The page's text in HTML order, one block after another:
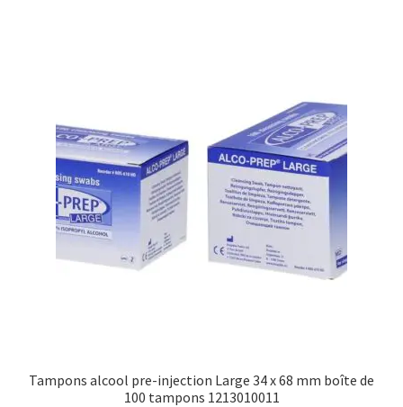
Tampons alcool pre-injection Large 34 x 68 mm boîte de
100 tampons 1213010011